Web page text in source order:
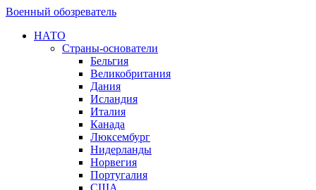
Военный обозреватель
НАТО
Страны-основатели
Бельгия
Великобритания
Дания
Исландия
Италия
Канада
Люксембург
Нидерланды
Норвегия
Португалия
США